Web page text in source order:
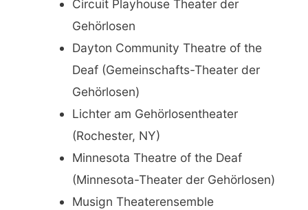
Circuit Playhouse Theater der
Gehörlosen
Dayton Community Theatre of the
Deaf (Gemeinschafts-Theater der
Gehörlosen)
Lichter am Gehörlosentheater
(Rochester, NY)
Minnesota Theatre of the Deaf
(Minnesota-Theater der Gehörlosen)
Musign Theaterensemble